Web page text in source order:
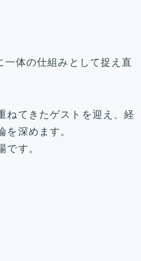
体の仕組みとして捉え直
ねてきたゲストを迎え、経
深めます。
す。